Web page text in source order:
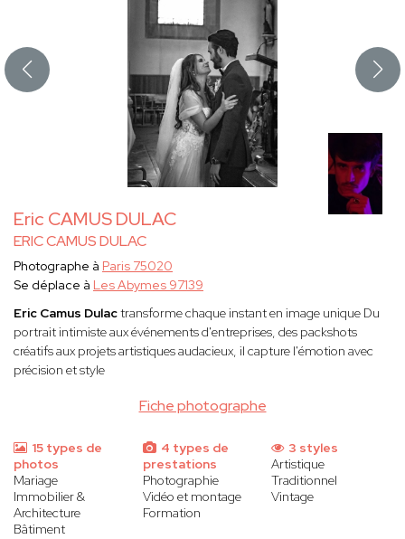
Eric CAMUS DULAC
ERIC CAMUS DULAC
Fiche photographe
Photographe à Paris 75020
Se déplace à Les Abymes 97139
Eric Camus Dulactransforme chaque instant en image unique Du
portrait intimiste aux événements d'entreprises, des packshots
créatifs aux projets artistiques audacieux, il capture l'émotion avec
précision et style
15 types de
photos
Mariage
Immobilier &
Architecture
Bâtiment
4 types de
prestations
Photographie
Vidéo et montage
Formation
3 styles
Artistique
Traditionnel
Vintage